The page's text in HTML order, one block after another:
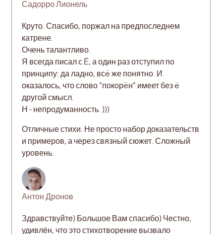
Садорро Лионель
Круто. Спасибо, поржал на предпоследнем
катрене.
Очень талантливо.
Я всегда писал с Ë, а один раз отступил по
принципу: да ладно, всë же понятно. И
оказалось, что слово "покорëн" имеет без ë
другой смысл.
Н - непродуманность. )))
Отличные стихи. Не просто набор доказательств
и примеров, а через связный сюжет. Сложный
уровень.
Антон Дронов
Здравствуйте) Большое Вам спасибо) Честно,
удивлён, что это стихотворение вызвало